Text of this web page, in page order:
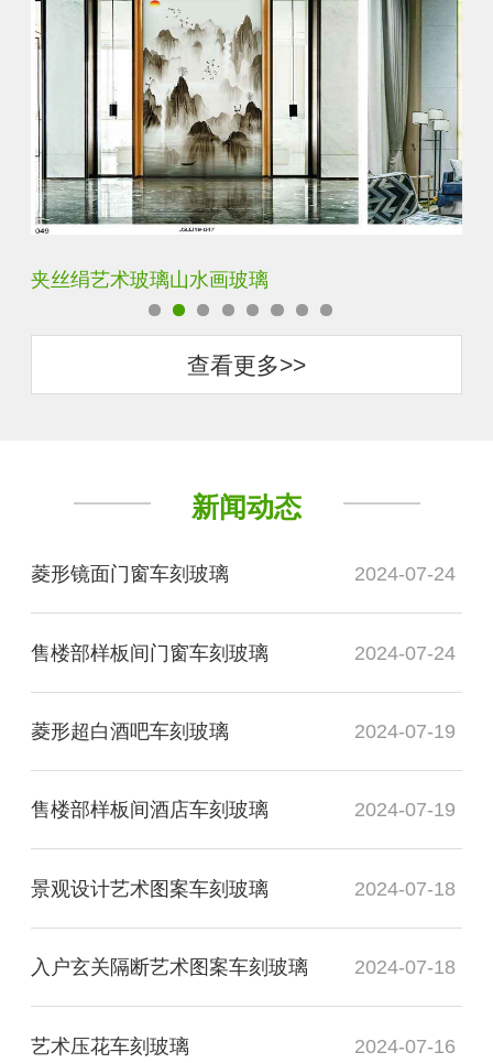
水默意境水墨山水画玻璃
查看更多>>
新闻动态
菱形镜面门窗车刻玻璃 2024-07-24
售楼部样板间门窗车刻玻璃 2024-07-24
菱形超白酒吧车刻玻璃 2024-07-19
售楼部样板间酒店车刻玻璃 2024-07-19
景观设计艺术图案车刻玻璃 2024-07-18
入户玄关隔断艺术图案车刻玻璃 2024-07-18
艺术压花车刻玻璃 2024-07-16